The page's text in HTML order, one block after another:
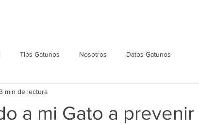
Tips Gatunos Nosotros Datos Gatunos
a mi Gato a prevenir
min de lectura